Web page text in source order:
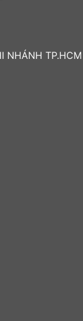
NHÁNH TP.HCM